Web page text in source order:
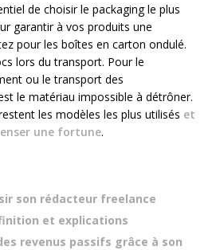
de choisir le packaging le plus
garantir à vos produits une
pour les boîtes en carton ondulé.
lors du transport. Pour le
ou le transport des
le matériau impossible à détrôner.
les modèles les plus utilisés et
une fortune.
son rédacteur freelance
et explications
revenus passifs grâce à son